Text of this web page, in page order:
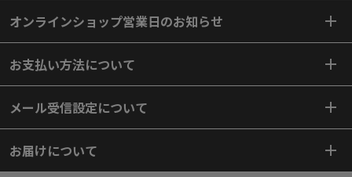
オンラインショップ営業日のお知らせ
お支払い方法について
メール受信設定について
お届けについて